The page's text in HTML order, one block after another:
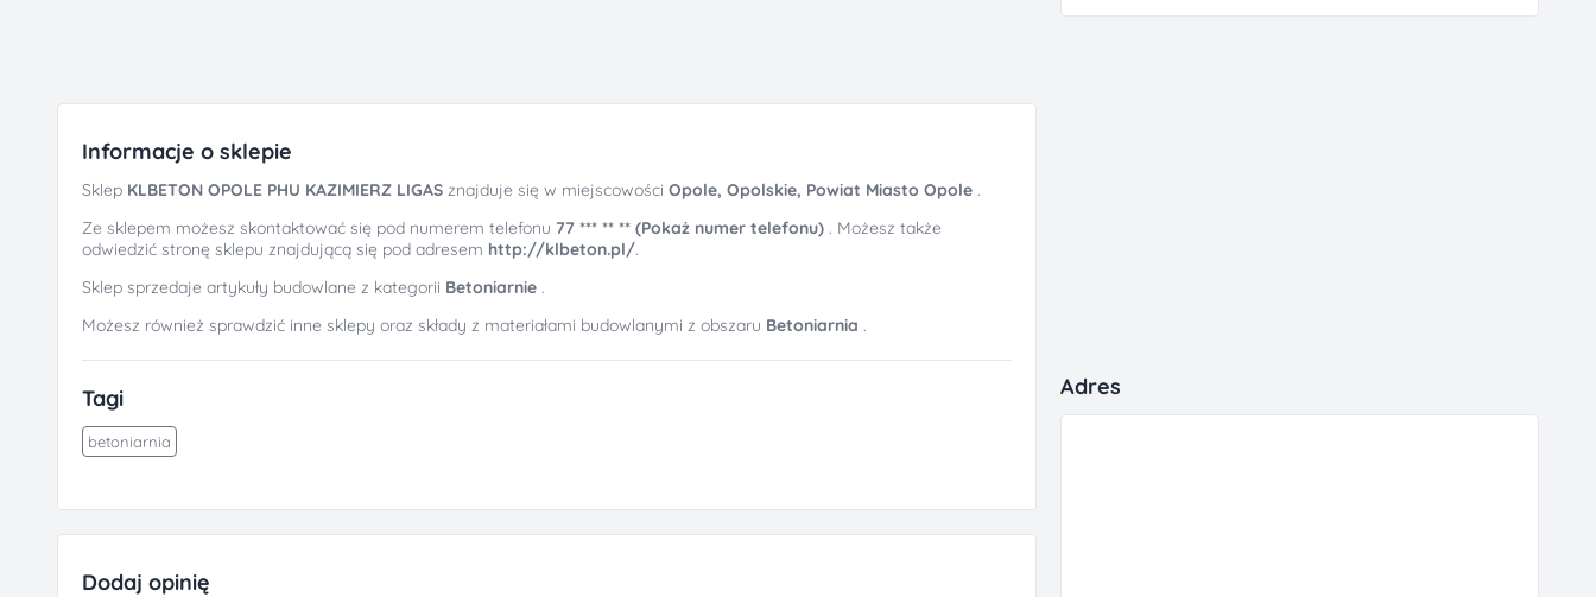
Informacje o sklepie
Sklep KLBETON OPOLE PHU KAZIMIERZ LIGAS znajduje się w miejscowości Opole, Opolskie, Powiat Miasto Opole .
Ze sklepem możesz skontaktować się pod numerem telefonu 77 *** ** ** (Pokaż numer telefonu) . Możesz także
odwiedzić stronę sklepu znajdującą się pod adresem http://klbeton.pl/.
Sklep sprzedaje artykuły budowlane z kategorii Betoniarnie .
Możesz również sprawdzić inne sklepy oraz składy z materiałami budowlanymi z obszaru Betoniarnia .
Tagi
betoniarnia
Dodaj opinię
Adres